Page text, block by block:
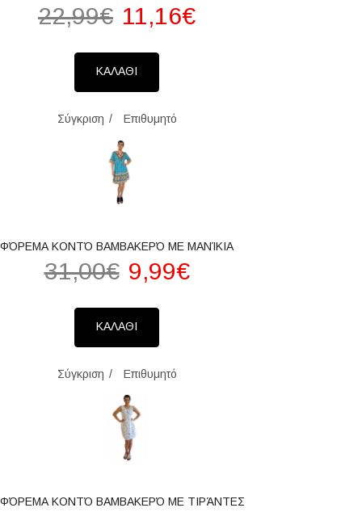
22,99€ 11,16€
ΚΑΛΑΘΙ
Σύγκριση Επιθυμητό
ΦΌΡΕΜΑ ΚΟΝΤΌ ΒΑΜΒΑΚΕΡΌ ΜΕ ΜΑΝΊΚΙΑ
31,00€ 9,99€
ΚΑΛΑΘΙ
Σύγκριση Επιθυμητό
ΦΌΡΕΜΑ ΚΟΝΤΌ ΒΑΜΒΑΚΕΡΌ ΜΕ ΤΙΡΆΝΤΕΣ